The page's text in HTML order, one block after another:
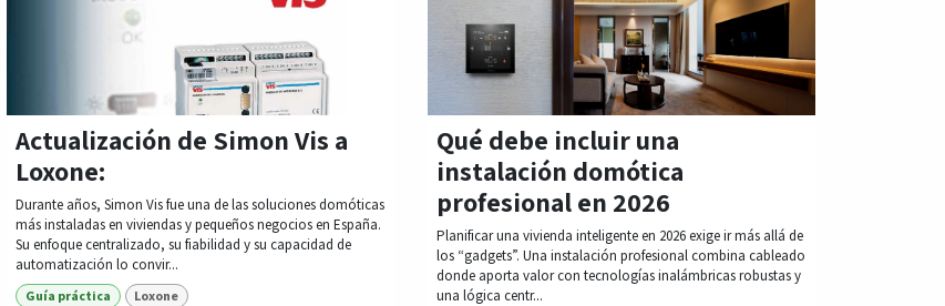
Actualización de Simon Vis a
Loxone:
Durante años, Simon Vis fue una de las soluciones domóticas
más instaladas en viviendas y pequeños negocios en España.
Su enfoque centralizado, su fiabilidad y su capacidad de
automatización lo convir...
Guía práctica Loxone
Qué debe incluir una
instalación domótica
profesional en 2026
Planificar una vivienda inteligente en 2026 exige ir más allá de
los “gadgets”. Una instalación profesional combina cableado
donde aporta valor con tecnologías inalámbricas robustas y
una lógica centr...